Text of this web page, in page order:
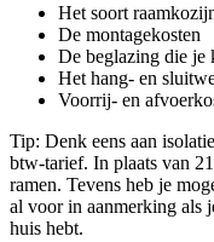
Het soort
De montagekosten
De beglazing die je
Het hang- en
Voorrij- en
Tip: Denk eens aan
btw-tarief. In plaats van
ramen. Tevens heb je
al voor in aanmerking als
huis hebt.